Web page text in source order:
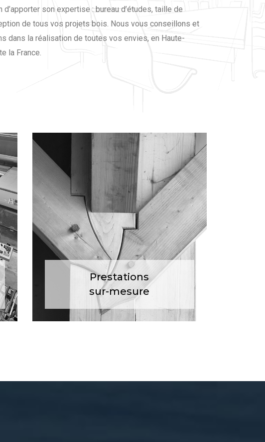
son expertise : bureau d’études, taille de
de tous vos projets bois. Nous vous conseillons et
dans la réalisation de toutes vos envies, en Haute-
la France.
Prestations
sur-mesure